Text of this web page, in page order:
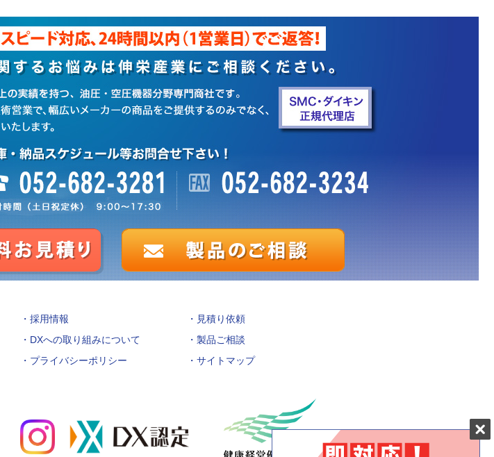
採用情報
DXへの取り組みについて
プライバシーポリシー
見積り依頼
製品ご相談
サイトマップ